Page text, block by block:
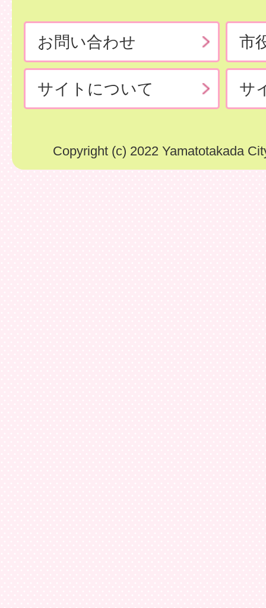
お問い合わせ 市
サイトについて サ
Copyright (c) 2022 Yamatotakada